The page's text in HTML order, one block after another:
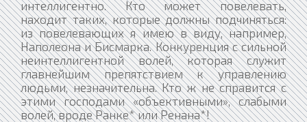
интеллигентно. Кто может повелевать,
находит таких, которые должны подчиняться:
из повелевающих я имею в виду, например,
Наполеона и Бисмарка. Конкуренция с сильной
неинтеллигентной волей, которая служит
главнейшим препятствием к управлению
людьми, незначительна. Кто ж не справится с
этими господами «объективными», слабыми
волей, вроде Ранке* или Ренана*!